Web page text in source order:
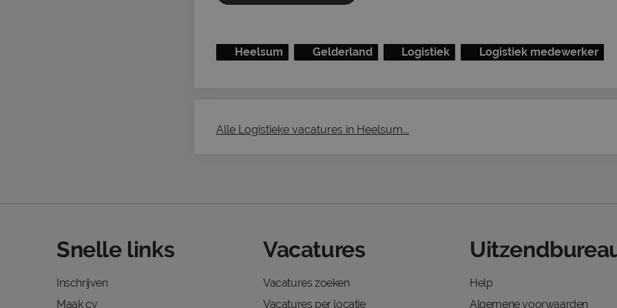
Heelsum Gelderland Logistiek Logistiek medewerker
Alle Logistieke vacatures in Heelsum...
Snelle links
Inschrijven
Maak cv
Vacatures
Vacatures zoeken
Vacatures per locatie
Help
Algemene voorwaarden